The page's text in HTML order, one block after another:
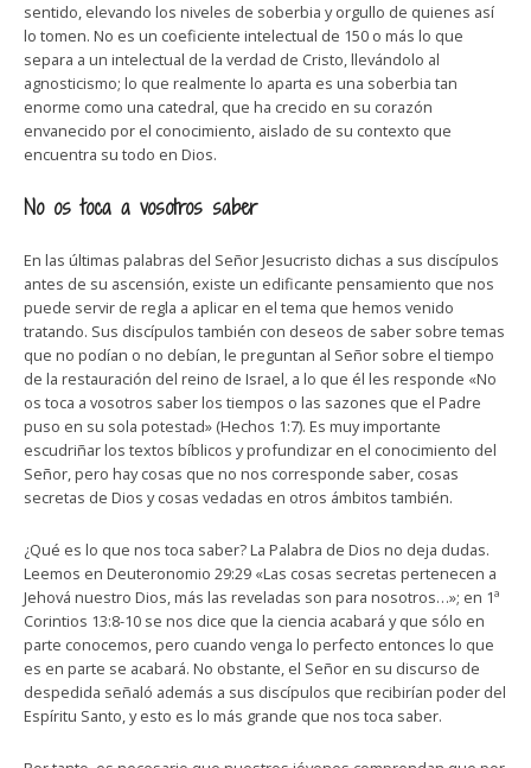
sentido, elevando los niveles de soberbia y orgullo de quienes así
lo tomen. No es un coeficiente intelectual de 150 o más lo que
separa a un intelectual de la verdad de Cristo, llevándolo al
agnosticismo; lo que realmente lo aparta es una soberbia tan
enorme como una catedral, que ha crecido en su corazón
envanecido por el conocimiento, aislado de su contexto que
encuentra su todo en Dios.
No os toca a vosotros saber
En las últimas palabras del Señor Jesucristo dichas a sus discípulos
antes de su ascensión, existe un edificante pensamiento que nos
puede servir de regla a aplicar en el tema que hemos venido
tratando. Sus discípulos también con deseos de saber sobre temas
que no podían o no debían, le preguntan al Señor sobre el tiempo
de la restauración del reino de Israel, a lo que él les responde «No
os toca a vosotros saber los tiempos o las sazones que el Padre
puso en su sola potestad» (Hechos 1:7). Es muy importante
escudriñar los textos bíblicos y profundizar en el conocimiento del
Señor, pero hay cosas que no nos corresponde saber, cosas
secretas de Dios y cosas vedadas en otros ámbitos también.
¿Qué es lo que nos toca saber? La Palabra de Dios no deja dudas.
Leemos en Deuteronomio 29:29 «Las cosas secretas pertenecen a
Jehová nuestro Dios, más las reveladas son para nosotros…»; en 1ª
Corintios 13:8-10 se nos dice que la ciencia acabará y que sólo en
parte conocemos, pero cuando venga lo perfecto entonces lo que
es en parte se acabará. No obstante, el Señor en su discurso de
despedida señaló además a sus discípulos que recibirían poder del
Espíritu Santo, y esto es lo más grande que nos toca saber.